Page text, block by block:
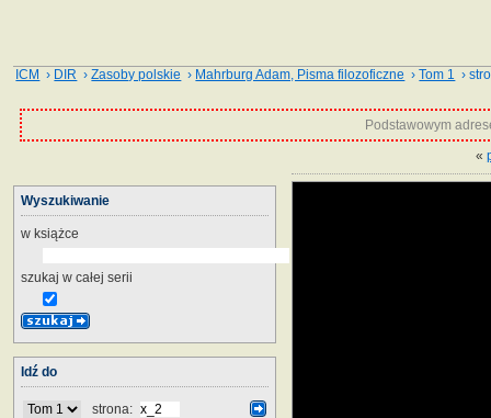
ICM › DIR ›Zasoby polskie › Mahrburg Adam, Pisma filozoficzne ›Tom 1 ›
Podstawowym
«
Wyszukiwanie
w książce
szukaj w całej serii
Idź do
strona: